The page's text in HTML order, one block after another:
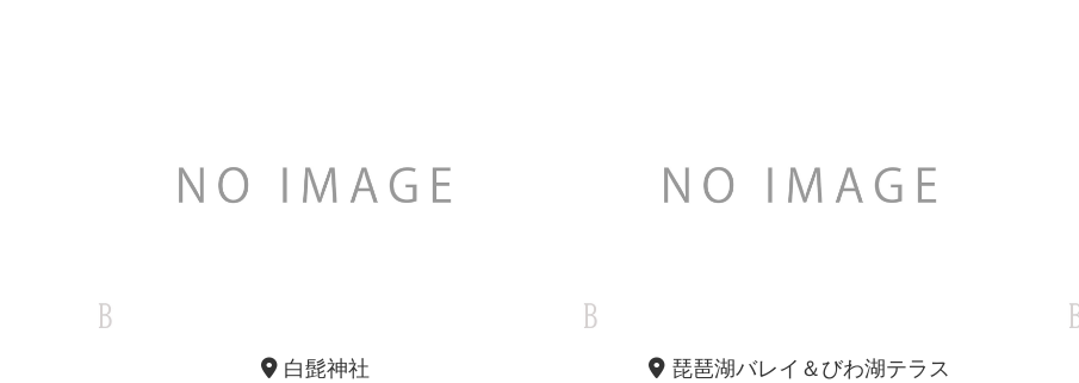
白髭神社 琵琶湖バレイ＆びわ湖テラス